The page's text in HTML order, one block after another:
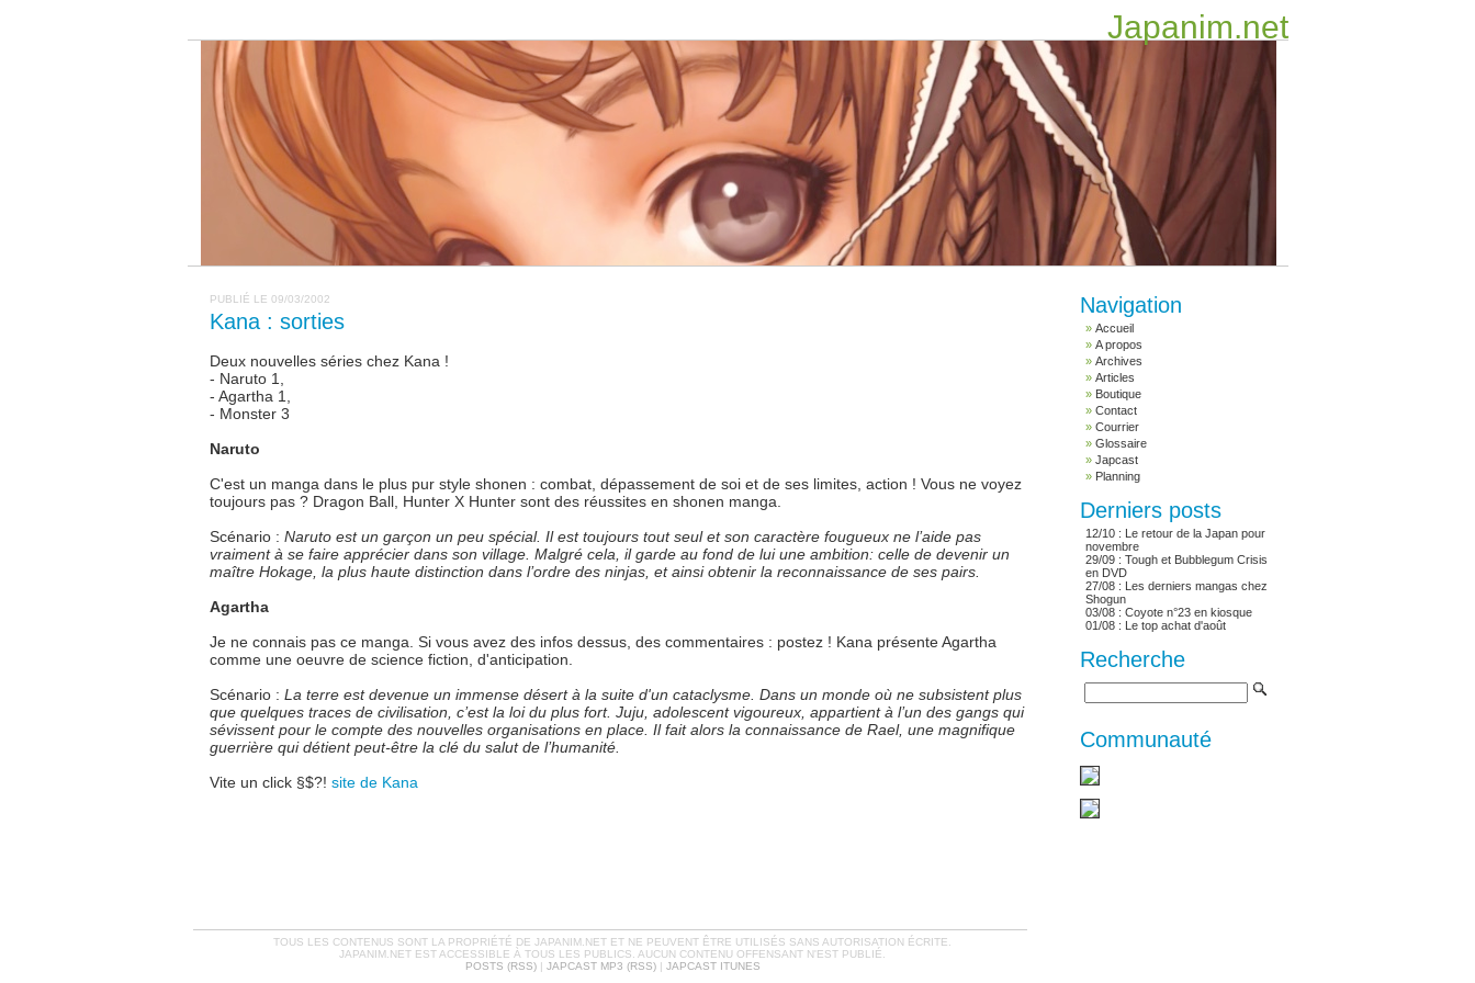
Japanim.net
Navigation
Accueil
A propos
Archives
Articles
Boutique
Contact
Courrier
Glossaire
Japcast
Planning
Derniers posts
12/10 : Le retour de la Japan pour
novembre
29/09 : Tough et Bubblegum Crisis
en DVD
27/08 : Les derniers mangas chez
Shogun
03/08 : Coyote n°23 en kiosque
01/08 : Le top achat d'août
Recherche
Communauté
PUBLIÉ LE 09/03/2002
Kana : sorties
Deux nouvelles séries chez Kana !
- Naruto 1,
- Agartha 1,
- Monster 3
Naruto
C'est un manga dans le plus pur style shonen : combat, dépassement de soi et de ses limites, action ! Vous ne voyez
toujours pas ? Dragon Ball, Hunter X Hunter sont des réussites en shonen manga.
Scénario : Naruto est un garçon un peu spécial. Il est toujours tout seul et son caractère fougueux ne l’aide pas
vraiment à se faire apprécier dans son village. Malgré cela, il garde au fond de lui une ambition: celle de devenir un
maître Hokage, la plus haute distinction dans l’ordre des ninjas, et ainsi obtenir la reconnaissance de ses pairs.
Agartha
Je ne connais pas ce manga. Si vous avez des infos dessus, des commentaires : postez ! Kana présente Agartha
comme une oeuvre de science fiction, d'anticipation.
Scénario : La terre est devenue un immense désert à la suite d'un cataclysme. Dans un monde où ne subsistent plus
que quelques traces de civilisation, c’est la loi du plus fort. Juju, adolescent vigoureux, appartient à l’un des gangs qui
sévissent pour le compte des nouvelles organisations en place. Il fait alors la connaissance de Rael, une magnifique
guerrière qui détient peut-être la clé du salut de l’humanité.
Vite un click §$?! site de Kana
TOUS LES CONTENUS SONT LA PROPRIÉTÉ DE JAPANIM.NET ET NE PEUVENT ÊTRE UTILISÉS SANS AUTORISATION ÉCRITE.
JAPANIM.NET EST ACCESSIBLE À TOUS LES PUBLICS. AUCUN CONTENU OFFENSANT N'EST PUBLIÉ.
POSTS (RSS)| JAPCAST MP3 (RSS)| JAPCAST ITUNES